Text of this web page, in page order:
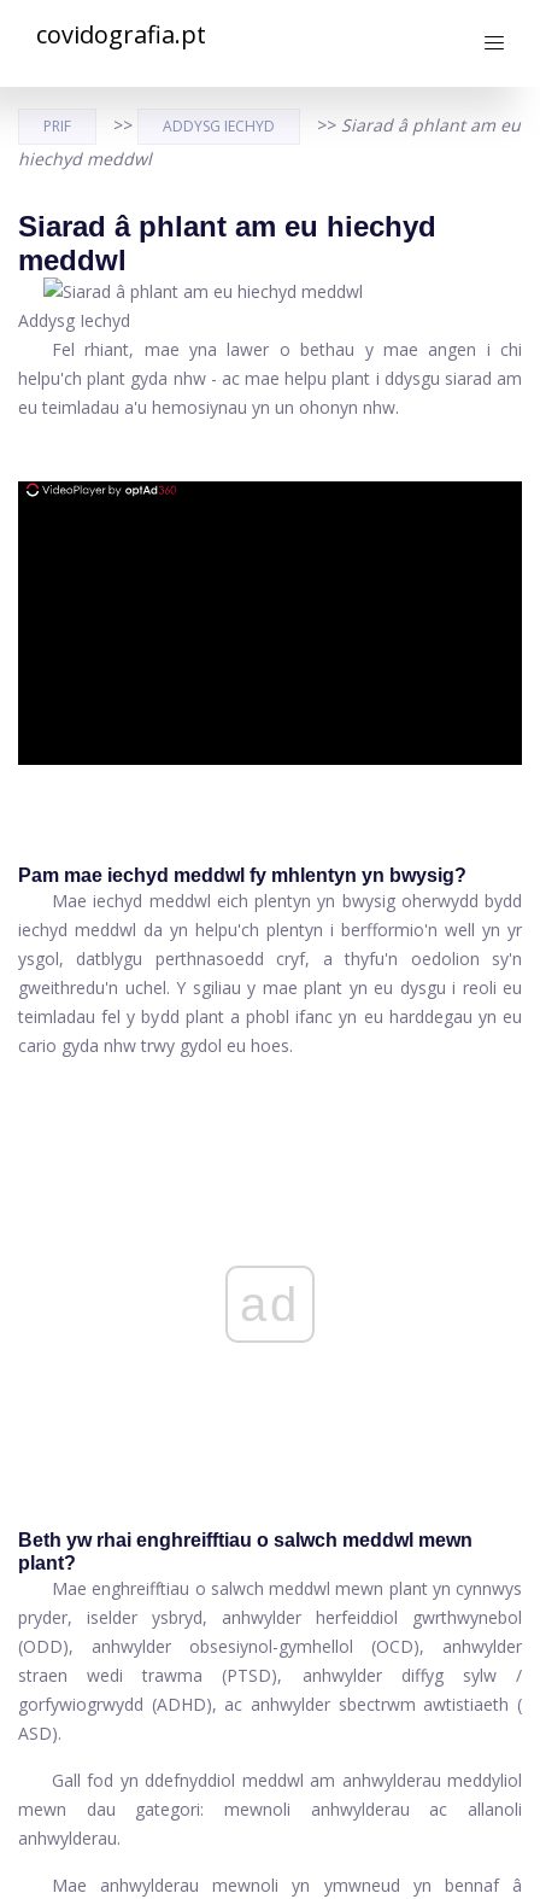
covidografia.pt
PRIF >> ADDYSG IECHYD >> Siarad â phlant am eu
hiechyd meddwl
Siarad â phlant am eu hiechyd
meddwl
Addysg Iechyd
Fel rhiant, mae yna lawer o bethau y mae angen i chi
helpu'ch plant gyda nhw - ac mae helpu plant i ddysgu siarad am
eu teimladau a'u hemosiynau yn un ohonyn nhw.
Pam mae iechyd meddwl fy mhlentyn yn bwysig?
Mae iechyd meddwl eich plentyn yn bwysig oherwydd bydd
iechyd meddwl da yn helpu'ch plentyn i berfformio'n well yn yr
ysgol, datblygu perthnasoedd cryf, a thyfu'n oedolion sy'n
gweithredu'n uchel. Y sgiliau y mae plant yn eu dysgu i reoli eu
teimladau fel y bydd plant a phobl ifanc yn eu harddegau yn eu
cario gyda nhw trwy gydol eu hoes.
ad
Beth yw rhai enghreifftiau o salwch meddwl mewn
plant?
Mae enghreifftiau o salwch meddwl mewn plant yn cynnwys
pryder, iselder ysbryd, anhwylder herfeiddiol gwrthwynebol
(ODD), anhwylder obsesiynol-gymhellol (OCD), anhwylder
straen wedi trawma (PTSD), anhwylder diffyg sylw /
gorfywiogrwydd (ADHD), ac anhwylder sbectrwm awtistiaeth (
ASD).
Gall fod yn ddefnyddiol meddwl am anhwylderau meddyliol
mewn dau gategori: mewnoli anhwylderau ac allanoli
anhwylderau.
Mae anhwylderau mewnoli yn ymwneud yn bennaf â